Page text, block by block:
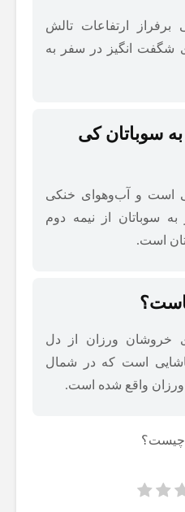
برفراز ارتفاعات تالش
شگفت انگیز در سفر به
سوباتان کی
است و آب‌وهوای خنکی
سوباتان از نیمه دوم
است.
خروشان ورزان از دل
است که در شمال
ورزان واقع شده است.
چیست؟